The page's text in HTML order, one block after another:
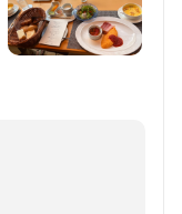
も豊富で楽しめま
ッフの皆様、あり